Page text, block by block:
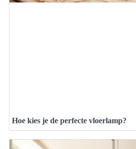
Hoe kies je de perfecte vloerlamp?